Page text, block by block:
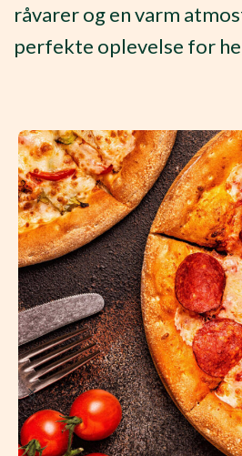
råvarer og en varm
perfekte oplevelse for